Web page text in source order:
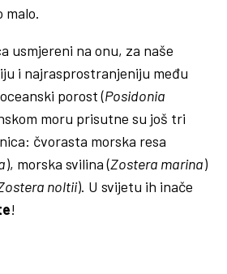
malo.
usmjereni na onu, za naše
i najrasprostranjeniju među
porost (Posidonia
moru prisutne su još tri
čvorasta morska resa
), morska svilina (Zostera marina)
noltii). U svijetu ih inače
!